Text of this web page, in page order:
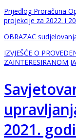
Prijedlog Proračuna
projekcije za 2022. i
OBRAZAC
IZVJEŠĆE O
ZAINTERESIRANOM
2021.